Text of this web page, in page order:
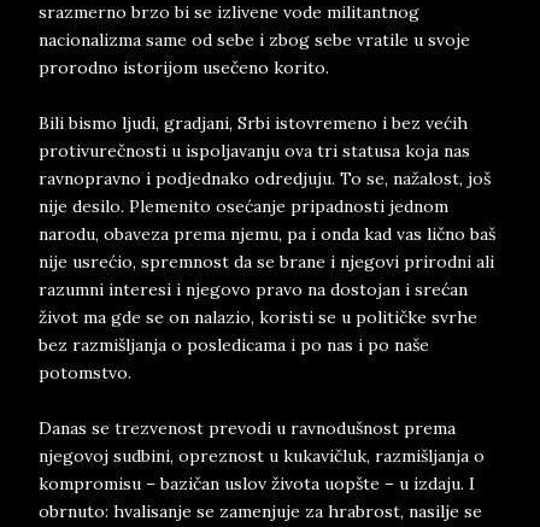
srazmerno brzo bi se izlivene vode militantnog
nacionalizma same od sebe i zbog sebe vratile u svoje
prorodno istorijom usečeno korito.
Bili bismo ljudi, gradjani, Srbi istovremeno i bez većih
protivurečnosti u ispoljavanju ova tri statusa koja nas
ravnopravno i podjednako odredjuju. To se, nažalost, još
nije desilo. Plemenito osećanje pripadnosti jednom
narodu, obaveza prema njemu, pa i onda kad vas lično baš
nije usrećio, spremnost da se brane i njegovi prirodni ali
razumni interesi i njegovo pravo na dostojan i srećan
život ma gde se on nalazio, koristi se u političke svrhe
bez razmišljanja o posledicama i po nas i po naše
potomstvo.
Danas se trezvenost prevodi u ravnodušnost prema
njegovoj sudbini, opreznost u kukavičluk, razmišljanja o
kompromisu – bazičan uslov života uopšte – u izdaju. I
obrnuto: hvalisanje se zamenjuje za hrabrost, nasilje se